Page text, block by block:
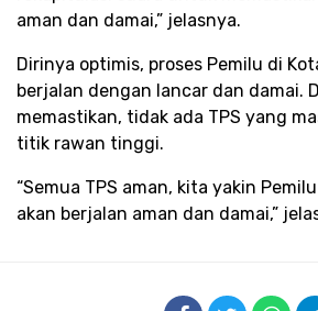
aman dan damai,” jelasnya.
Dirinya optimis, proses Pemilu di
berjalan dengan lancar dan damai.
memastikan, tidak ada TPS yang
titik rawan tinggi.
“Semua TPS aman, kita yakin
akan berjalan aman dan damai,”